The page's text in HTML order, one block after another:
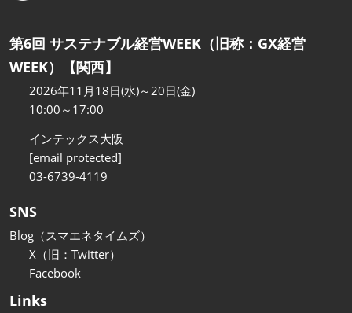
第6回 サステナブル経営WEEK（旧称：GX経営
WEEK）【関西】
2026年11月18日(水)～20日(金)
10:00～17:00
インテックス大阪
[email protected]
03-6739-4119
SNS
Blog（スマエネタイムズ）
X（旧：Twitter）
Facebook
Links